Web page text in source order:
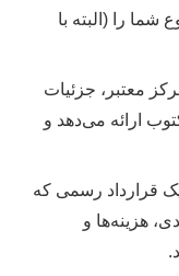
را (البته با
معتبر، جزئیات
ارائه می‌دهد و
قرارداد رسمی که
هزینه‌ها و